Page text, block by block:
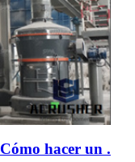
hacer un .